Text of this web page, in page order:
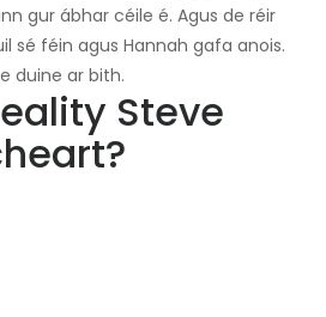
gur ábhar céile é. Agus de réir
sé féin agus Hannah gafa anois.
duine ar bith.
Steve